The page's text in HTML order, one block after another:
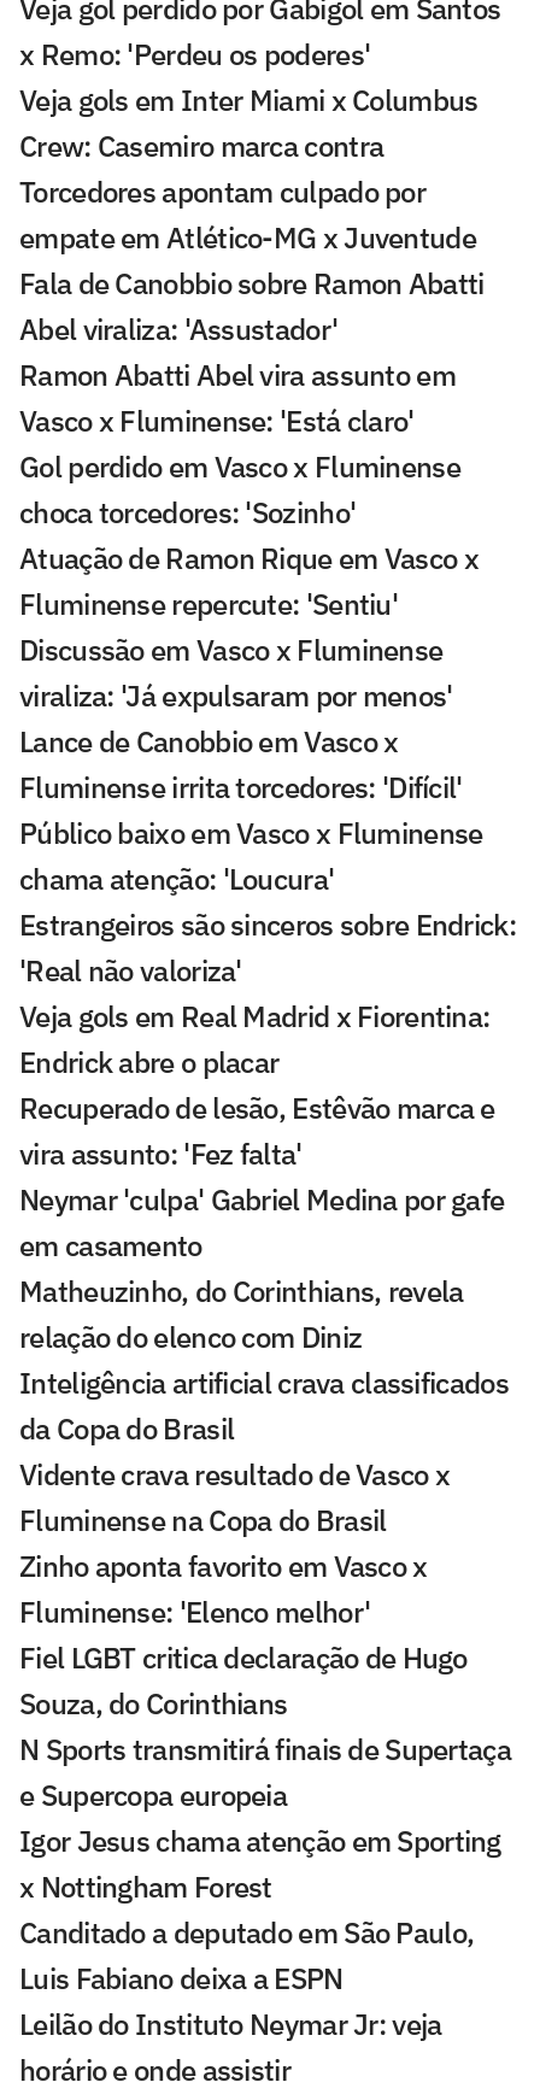
Veja gol perdido por Gabigol em Santos
x Remo: 'Perdeu os poderes'
Veja gols em Inter Miami x Columbus
Crew: Casemiro marca contra
Torcedores apontam culpado por
empate em Atlético-MG x Juventude
Fala de Canobbio sobre Ramon Abatti
Abel viraliza: 'Assustador'
Ramon Abatti Abel vira assunto em
Vasco x Fluminense: 'Está claro'
Gol perdido em Vasco x Fluminense
choca torcedores: 'Sozinho'
Atuação de Ramon Rique em Vasco x
Fluminense repercute: 'Sentiu'
Discussão em Vasco x Fluminense
viraliza: 'Já expulsaram por menos'
Lance de Canobbio em Vasco x
Fluminense irrita torcedores: 'Difícil'
Público baixo em Vasco x Fluminense
chama atenção: 'Loucura'
Estrangeiros são sinceros sobre Endrick:
'Real não valoriza'
Veja gols em Real Madrid x Fiorentina:
Endrick abre o placar
Recuperado de lesão, Estêvão marca e
vira assunto: 'Fez falta'
Neymar 'culpa' Gabriel Medina por gafe
em casamento
Matheuzinho, do Corinthians, revela
relação do elenco com Diniz
Inteligência artificial crava classificados
da Copa do Brasil
Vidente crava resultado de Vasco x
Fluminense na Copa do Brasil
Zinho aponta favorito em Vasco x
Fluminense: 'Elenco melhor'
Fiel LGBT critica declaração de Hugo
Souza, do Corinthians
N Sports transmitirá finais de Supertaça
e Supercopa europeia
Igor Jesus chama atenção em Sporting
x Nottingham Forest
Canditado a deputado em São Paulo,
Luis Fabiano deixa a ESPN
Leilão do Instituto Neymar Jr: veja
horário e onde assistir